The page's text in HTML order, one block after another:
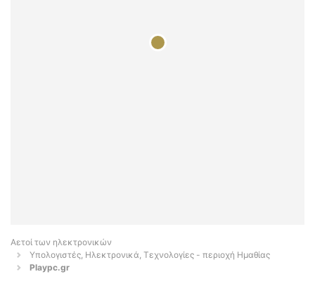
Αετοί των ηλεκτρονικών
Υπολογιστές, Ηλεκτρονικά, Τεχνολογίες - περιοχή Ημαθίας
Playpc.gr